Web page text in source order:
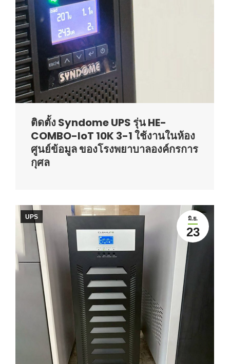
ติดตั้ง Syndome UPS รุ่น HE-
COMBO-IoT 10K 3-1 ใช้งานในห้อง
ศูนย์ข้อมูล ของโรงพยาบาลองค์กรการ
กุศล
มิ.ย.
23
UPS